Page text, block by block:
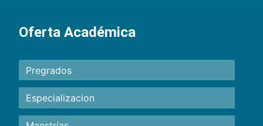
Oferta Académica
Pregrados
Especializacion